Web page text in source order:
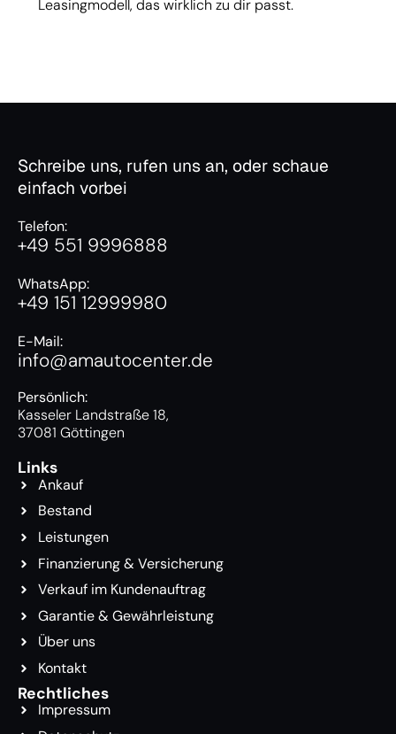
Leasingmodell, das wirklich zu dir passt.
Schreibe uns, rufen uns an, oder schaue
einfach vorbei
Telefon:
+49 551 9996888
WhatsApp:
+49 151 12999980
E-Mail:
info@amautocenter.de
Persönlich:
Kasseler Landstraße 18,
37081 Göttingen
Links
Ankauf
Bestand
Leistungen
Finanzierung & Versicherung
Verkauf im Kundenauftrag
Garantie & Gewährleistung
Über uns
Kontakt
Rechtliches
Impressum